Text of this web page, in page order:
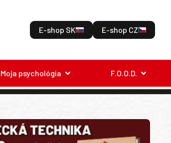
E-shop SK E-shop CZ
Moja psychológia F.O.O.D.